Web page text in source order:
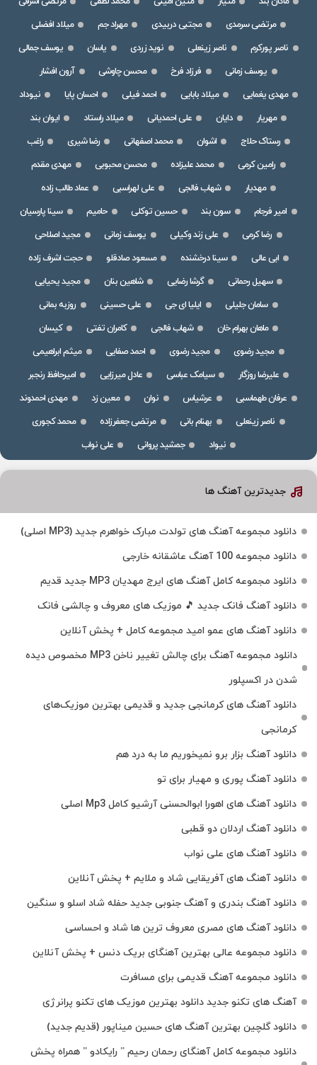
مرتضی سرمدی
مجتبی دربیدی مهراد جم
میلاد افضلی
ناصر پورکرم
ناصر زینعلی نوید زردی یاسان
یوسف جمالی
یوسف زمانی
فرزاد فرخ محسن چاوشی
آرون افشار
مهدی یغمایی
میلاد بابایی احمد فیلی احسان پایا
نیوداد
مهریار
دایان علی احمدیانی میلاد راستاد
ایوان بند
رستاک حلاج
اشوان محمد اصفهانی رضا شیری
راغب
رامین کرمی
محمد علیزاده محسن محبوبی
مهدی مقدم
مهدیار
شهاب فالجی علی لهراسبی
عماد طالب زاده
امیر فرجام
سون بند حسین توکلی حامیم
سینا پارسیان
رضا کرمی
علی زند وکیلی یوسف زمانی
مجید اصلاحی
ابی عالی
سینا درخشنده مسعود صادقلو
حجت اشرف زاده
سهیل رحمانی
گرشا رضایی شاهین بنان
مجید یحیایی
سامان جلیلی
ایلیا ای جی علی حسینی
روزبه بمانی
ماهان بهرام خان
شهاب فالجی کامران تفتی
کیسان
مجید رضوی
مجید رضوی احمد صفایی
میثم ابراهیمی
علیرضا روزگار
سیامک عباسی عادل میرزایی
امیرحافظ رنجبر
عرفان طهماسبی
عرشیاس نوان معین زد
مهدی احمدوند
ناصر زینعلی
بهنام بانی مرتضی جعفرزاده
محمد کجوری
نیواد
جمشید پروانی علی نواب
جدیدترین آهنگ ها
دانلود مجموعه آهنگ های تولدت مبارک خواهرم جدید (MP3 اصلی)
دانلود مجموعه 100 آهنگ عاشقانه خارجی
دانلود مجموعه کامل آهنگ های ایرج مهدیان MP3 جدید قدیم
دانلود آهنگ فانک جدید 🎵 موزیک‌ های معروف و چالشی فانک
دانلود آهنگ های عمو امید مجموعه کامل + پخش آنلاین
دانلود مجموعه آهنگ برای چالش تغییر ناخن MP3 مخصوص دیده
شدن در اکسپلور
دانلود آهنگ‌ های کرمانجی جدید و قدیمی بهترین موزیک‌های
کرمانجی
دانلود آهنگ بزار برو نمیخوریم ما به درد هم
دانلود آهنگ پوری و مهیار برای تو
دانلود آهنگ های اهورا ابوالحسنی آرشیو کامل Mp3 اصلی
دانلود آهنگ اردلان دو قطبی
دانلود آهنگ های علی نواب
دانلود آهنگ های آفریقایی شاد و ملایم + پخش آنلاین
دانلود آهنگ بندری و آهنگ جنوبی جدید حفله شاد اسلو و سنگین
دانلود آهنگ های مصری معروف ترین ها شاد و احساسی
دانلود مجموعه عالی بهترین آهنگای بریک دنس + پخش آنلاین
دانلود مجموعه آهنگ قدیمی برای مسافرت
آهنگ های تکنو جدید دانلود بهترین موزیک های تکنو پرانرژی
دانلود گلچین بهترین آهنگ های حسین میناپور (قدیم جدید)
دانلود مجموعه کامل آهنگای رحمان رحیم ” رایکادو ” همراه پخش